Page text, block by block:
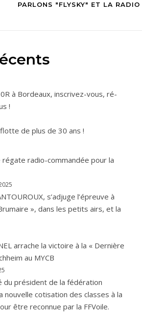
PARLONS "FLYSKY" ET LA
à Bordeaux, inscrivez-vous, ré-
!
de plus de 30 ans !
régate radio-commandée pour la
s’adjuge l’épreuve à
», dans les petits airs, et la
arrache la victoire à la « Dernière
au MYCB
du président de la fédération
nouvelle cotisation des classes à la
être reconnue par la FFVoile.